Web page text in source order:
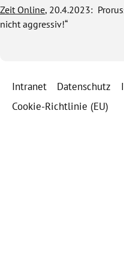
Zeit Online, 20.4.2023:
nicht aggressiv!“
Intranet Datenschutz
Cookie-Richtlinie (EU)